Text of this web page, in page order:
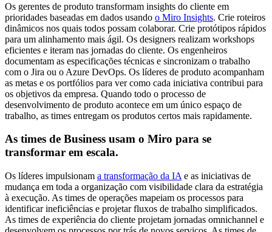
Os gerentes de produto transformam insights do cliente em
prioridades baseadas em dados usando o Miro Insights. Crie roteiros
dinâmicos nos quais todos possam colaborar. Crie protótipos rápidos
para um alinhamento mais ágil. Os designers realizam workshops
eficientes e iteram nas jornadas do cliente. Os engenheiros
documentam as especificações técnicas e sincronizam o trabalho
com o Jira ou o Azure DevOps. Os líderes de produto acompanham
as metas e os portfólios para ver como cada iniciativa contribui para
os objetivos da empresa. Quando todo o processo de
desenvolvimento de produto acontece em um único espaço de
trabalho, as times entregam os produtos certos mais rapidamente.
As times de Business usam o Miro para se
transformar em escala.
Os líderes impulsionam a transformação da IA e as iniciativas de
mudança em toda a organização com visibilidade clara da estratégia
à execução. As times de operações mapeiam os processos para
identificar ineficiências e projetar fluxos de trabalho simplificados.
As times de experiência do cliente projetam jornadas omnichannel e